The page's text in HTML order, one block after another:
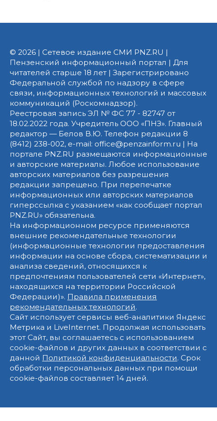
© 2026 | Сетевое издание СМИ PNZ.RU |
Пензенский информационный портал | Для
читателей старше 18 лет | Зарегистрировано
Федеральной службой по надзору в сфере
связи, информационных технологий и массовых
коммуникаций (Роскомнадзор).
Реестровая запись ЭЛ № ФС 77 - 82747 от
18.02.2022 года. Учредитель ООО «ПНЗ». Главный
редактор — Белов В.Ю. Телефон редакции 8
(8412) 238-002, e-mail: office@penzainform.ru | На
портале PNZ.RU размещаются информационные
и авторские материалы. Любое использование
авторских материалов без разрешения
редакции запрещено. При перепечатке
информационных или авторских материалов
гиперссылка с указанием «как сообщает портал
PNZ.RU» обязательна.
На информационном ресурсе применяются
внешние рекомендательные технологии
(информационные технологии предоставления
информации на основе сбора, систематизации и
анализа сведений, относящихся к
предпочтениям пользователей сети «Интернет»,
находящихся на территории Российской
Федерации)». Правила применения
рекомендательных технологий.
Сайт использует сервисы веб-аналитики Яндекс
Метрика и LiveInternet. Продолжая использовать
этот Сайт, вы соглашаетесь с использованием
cookie-файлов и других данных в соответствии с
данной Политикой конфиденциальности. Срок
обработки персональных данных при помощи
cookie-файлов составляет 14 дней.